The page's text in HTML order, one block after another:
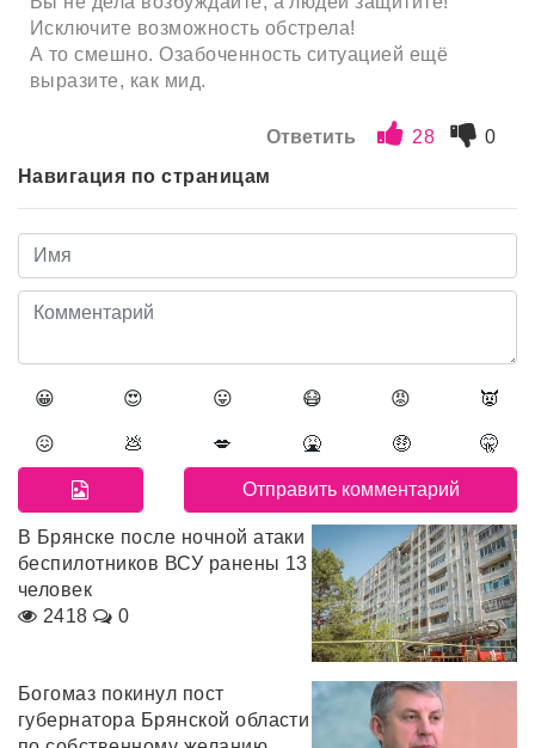
Исключите возможность обстрела!
А то смешно. Озабоченность ситуацией ещё
выразите, как мид.
Ответить 28
0
Навигация по страницам
😀 😍 😛 😷 😡 👿
😖 💩 💋 🤮 🤑 🤫
В Брянске после ночной атаки
беспилотников ВСУ ранены 13
человек
2418
0
Богомаз покинул пост
губернатора Брянской области